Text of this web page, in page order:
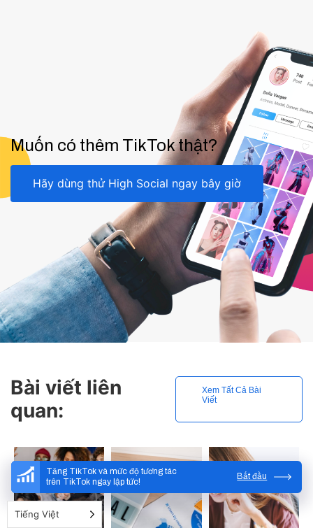
Muốn có thêm TikTok thật?
Hãy dùng thử High Social ngay bây giờ
Tăng TikTok và mức độ tương tác
trên TikTok ngay lập tức!
Bắt đầu
Bài viết liên
quan:
Xem Tất Cả Bài
Viết
Tiếng Việt